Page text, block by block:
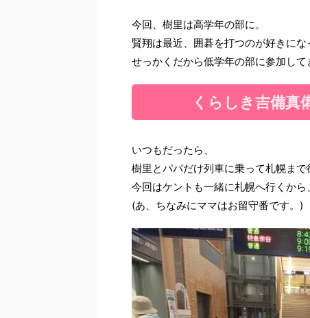
今回、樹里は高学年の部に。
賢翔は最近、囲碁を打つのが好きにな
せっかくだから低学年の部に参加して
くらしき吉備真
いつもだったら、
樹里とパパだけ列車に乗って札幌まで
今回はケントも一緒に札幌へ行くか
(あ、ちなみにママはお留守番です。)